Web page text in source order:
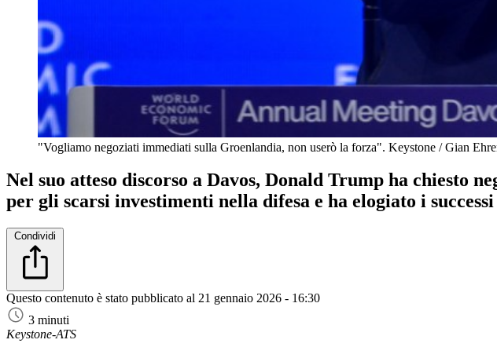
"Vogliamo negoziati immediati sulla Groenlandia, non userò la forza". Keystone / Gian
Nel suo atteso discorso a Davos, Donald Trump ha
per gli scarsi investimenti nella difesa e ha elogiato i
Condividi
Questo contenuto è stato pubblicato al 21 gennaio 2026 - 16:30
3 minuti
Keystone-ATS